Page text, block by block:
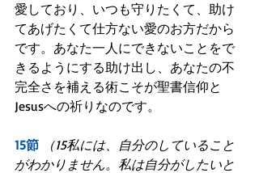
愛しており、いつも守りたくて、助け
てあげたくて仕方ない愛のお方だから
です。あなた一人にできないことをで
きるようにする助け出し、あなたの不
完全さを補える術こそが聖書信仰と
Jesusへの祈りなのです。
15節
（15私には、自分のしていること
がわかりません。私は自分がしたいと